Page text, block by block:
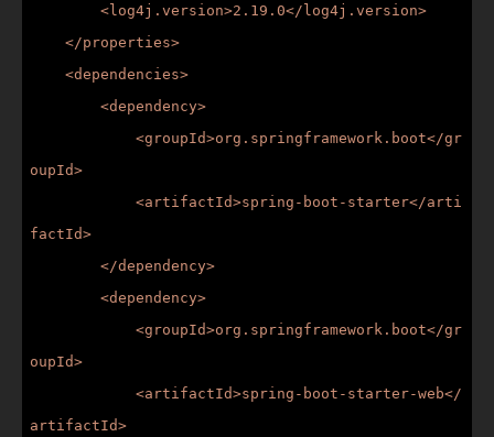
<log4j.version>2.19.0</log4j.version>
</properties>
<dependencies>
<dependency>
<groupId>org.springframework.boot</gr
oupId>
<artifactId>spring-boot-starter</arti
factId>
</dependency>
<dependency>
<groupId>org.springframework.boot</gr
oupId>
<artifactId>spring-boot-starter-web</
artifactId>